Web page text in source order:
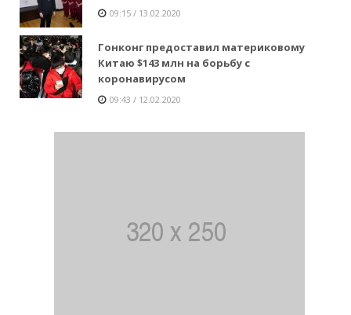
09:15 / 13.02.2020
Гонконг предоставил материковому
Китаю $143 млн на борьбу с
коронавирусом
09:43 / 12.02.2020